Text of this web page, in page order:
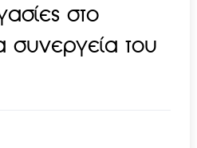
στο
συνεργεία του